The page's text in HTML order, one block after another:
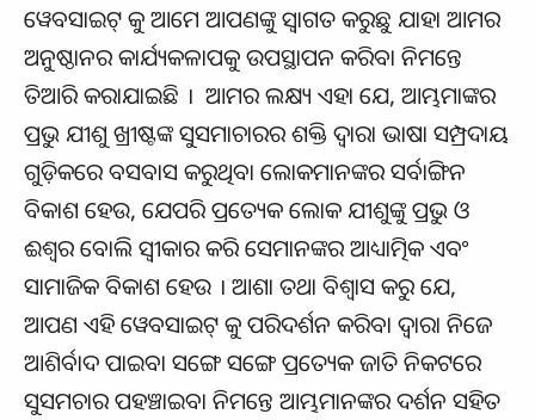
ୱେବସାଇଟ୍ କୁ ଆମେ ଆପଣଙ୍କୁ ସ୍ୱାଗତ କରୁଛୁ ଯାହା ଆମର
ଅନୁଷ୍ଠାନର କାର୍ଯ୍ୟକଳାପକୁ ଉପସ୍ଥାପନ କରିବା ନିମନ୍ତେ
ତିଆରି କରାଯାଇଛି । ଆମର ଲକ୍ଷ୍ୟ ଏହା ଯେ, ଆମ୍ଭମାଙ୍କର
ପ୍ରଭୁ ଯୀଶୁ ଖ୍ରୀଷ୍ଟଙ୍କ ସୁସମାଚାରର ଶକ୍ତି ଦ୍ୱାରା ଭାଷା ସମ୍ପ୍ରଦାୟ
ଗୁଡ଼ିକରେ ବସବାସ କରୁଥିବା ଲୋକମାନଙ୍କର ସର୍ବାଙ୍ଗିନ
ବିକାଶ ହେଉ, ଯେପରି ପ୍ରତ୍ୟେକ ଲୋକ ଯୀଶୁଙ୍କୁ ପ୍ରଭୁ ଓ
ଈଶ୍ଵର ବୋଲି ସ୍ଵୀକାର କରି ସେମାନଙ୍କର ଆଧ୍ୟାତ୍ମିକ ଏବଂ
ସାମାଜିକ ବିକାଶ ହେଉ । ଆଶା ତଥା ବିଶ୍ଵାସ କରୁ ଯେ,
ଆପଣ ଏହି ୱେବସାଇଟ୍ କୁ ପରିଦର୍ଶନ କରିବା ଦ୍ଵାରା ନିଜେ
ଆଶିର୍ବାଦ ପାଇବା ସଙ୍ଗେ ସଙ୍ଗେ ପ୍ରତ୍ୟେକ ଜାତି ନିକଟରେ
ସୁସମଚାର ପହଞ୍ଚାଇବା ନିମନ୍ତେ ଆମ୍ଭମାନଙ୍କର ଦର୍ଶନ ସହିତ